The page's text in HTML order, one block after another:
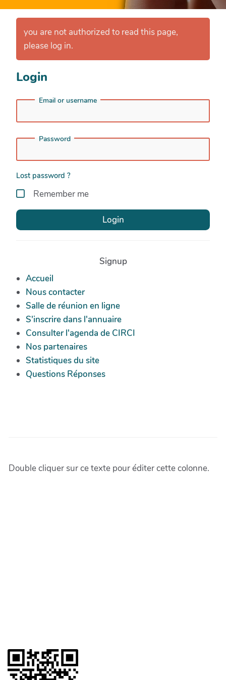
you are not authorized to read this page,
please log in.
Login
Email or username
Password
Lost password ?
Remember me
Login
Signup
Accueil
Nous contacter
Salle de réunion en ligne
S'inscrire dans l'annuaire
Consulter l'agenda de CIRCI
Nos partenaires
Statistiques du site
Questions Réponses
Double cliquer sur ce texte pour éditer cette colonne.